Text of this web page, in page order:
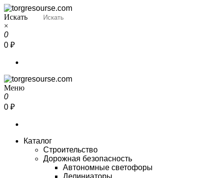
Перейти
к
содержимому
Torgresourse
Промышленный маркетплейс
Искать
×
0
0 ₽
Torgresourse
Промышленный маркетплейс
Меню
0
0 ₽
Каталог
Строительство
Дорожная безопасность
Автономные светофоры
Делиниаторы